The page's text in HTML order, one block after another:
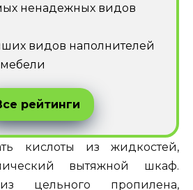
ненадежных видов
видов наполнителей
рейтинги
кислоты из жидкостей,
вытяжной шкаф.
цельного пропилена,